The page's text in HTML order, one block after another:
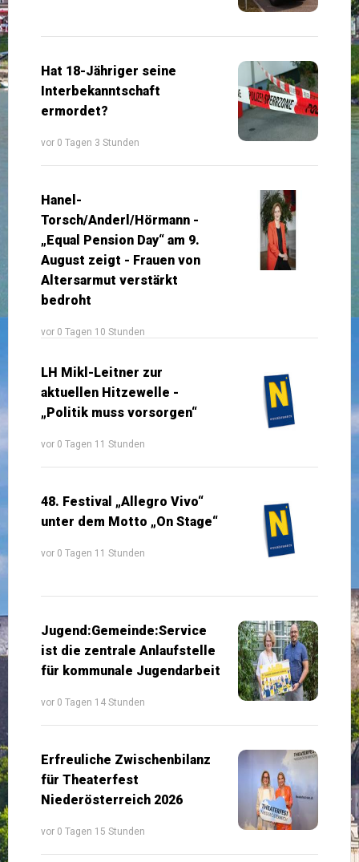
Hat 18-Jähriger seine
Interbekanntschaft
ermordet?
vor 0 Tagen 3 Stunden
Hanel-
Torsch/Anderl/Hörmann -
„Equal Pension Day“ am 9.
August zeigt - Frauen von
Altersarmut verstärkt
bedroht
vor 0 Tagen 10 Stunden
LH Mikl-Leitner zur
aktuellen Hitzewelle -
„Politik muss vorsorgen“
vor 0 Tagen 11 Stunden
48. Festival „Allegro Vivo“
unter dem Motto „On Stage“
vor 0 Tagen 11 Stunden
Jugend:Gemeinde:Service
ist die zentrale Anlaufstelle
für kommunale Jugendarbeit
vor 0 Tagen 14 Stunden
Erfreuliche Zwischenbilanz
für Theaterfest
Niederösterreich 2026
vor 0 Tagen 15 Stunden